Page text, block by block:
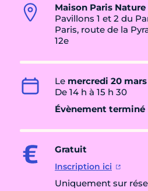
Maison Paris Nature
Pavillons 1 et 2 du
Paris, route de la
12e
Le mercredi 20
De 14 h à 15 h 30
Évènement terminé
Gratuit
Inscription ici
Uniquement sur